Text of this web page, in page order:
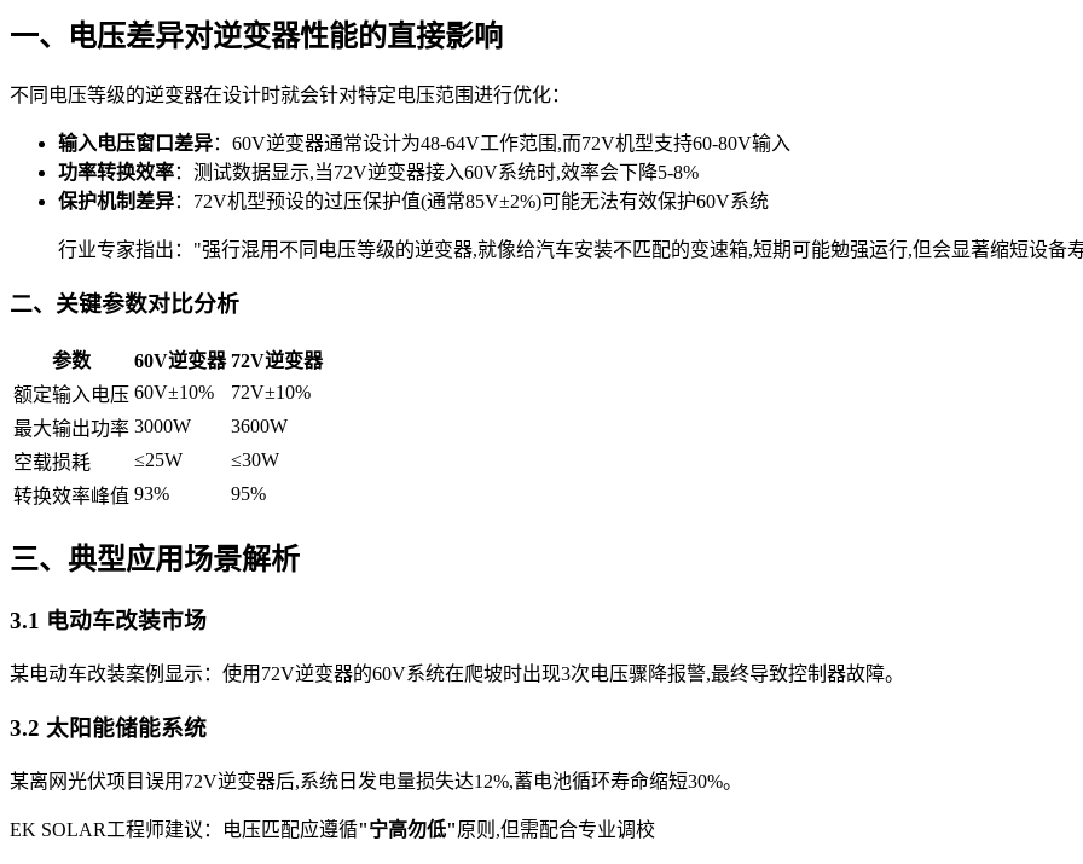
一、电压差异对逆变器性能的直接影响
不同电压等级的逆变器在设计时就会针对特定电压范围进行优化：
输入电压窗口差异：60V逆变器通常设计为48-64V工作范围,而72V机型支持60-80V输入
功率转换效率：测试数据显示,当72V逆变器接入60V系统时,效率会下降5-8%
保护机制差异：72V机型预设的过压保护值(通常85V±2%)可能无法有效保护60V系统
行业专家指出："强行混用不同电压等级的逆变器,就像给汽车安装不匹配的变速箱,短期可能勉强运行,但会显著缩短设备
二、关键参数对比分析
参数 60V逆变器 72V逆变器
额定输入电压 60V±10%
72V±10%
最大输出功率 3000W
3600W
空载损耗
≤25W
≤30W
转换效率峰值 93% 95%
三、典型应用场景解析
3.1 电动车改装市场
某电动车改装案例显示：使用72V逆变器的60V系统在爬坡时出现3次电压骤降报警,最终导致控制器故障。
3.2 太阳能储能系统
某离网光伏项目误用72V逆变器后,系统日发电量损失达12%,蓄电池循环寿命缩短30%。
EK SOLAR工程师建议：电压匹配应遵循"宁高勿低"原则,但需配合专业调校